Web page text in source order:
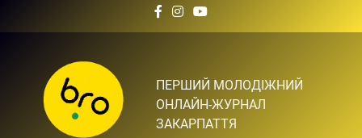
Bro.org.ua | BRO – ЦЕ
ТВІЙ БРО
ПЕРШИЙ МОЛОДІЖНИЙ
ОНЛАЙН-ЖУРНАЛ
ЗАКАРПАТТЯ